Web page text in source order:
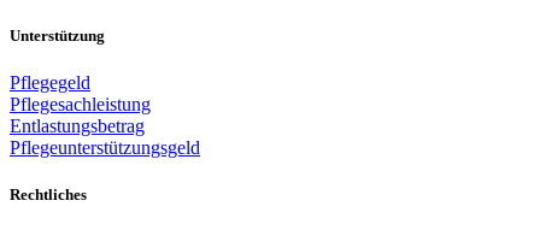
Unterstützung
Pflegegeld
Pflegesachleistung
Entlastungsbetrag
Pflegeunterstützungsgeld
Rechtliches